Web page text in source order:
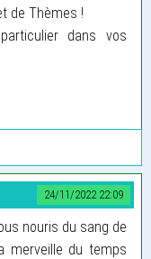
de Thèmes !
dans vos
24/11/2022 22:09
nouris du sang de
merveille du temps